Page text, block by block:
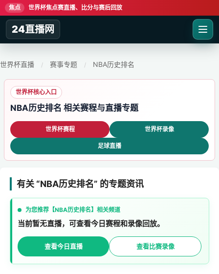
焦点 世界杯焦点赛直播、比分与赛后回放
24直播网
世界杯直播 / 赛事专题 / NBA历史排名
世界杯核心入口
NBA历史排名 相关赛程与直播专题
世界杯赛程 世界杯录像
足球直播
有关 “NBA历史排名” 的专题资讯
为您推荐【NBA历史排名】相关频道
当前暂无直播，可查看今日赛程和录像回放。
查看今日直播 查看比赛录像